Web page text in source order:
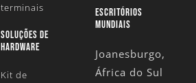
terminais
SOLUÇÕES DE
HARDWARE
Kit de
ESCRITÓRIOS
MUNDIAIS
Joanesburgo,
África do Sul